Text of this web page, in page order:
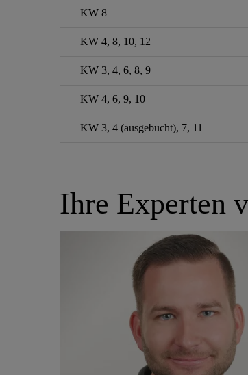
KW 8
KW 4, 8, 10, 12
KW 3, 4, 6, 8, 9
KW 4, 6, 9, 10
KW 3, 4 (ausgebucht), 7, 11
Ihre Experten